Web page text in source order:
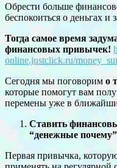
Обрести больше
беспокоиться о деньгах и
Тогда самое время
финансовых привычек!
online.justclick.ru/
Сегодня мы поговорим о
которые помогут вам
перемены уже в
Ставить
“денежные почему”
Первая привычка,